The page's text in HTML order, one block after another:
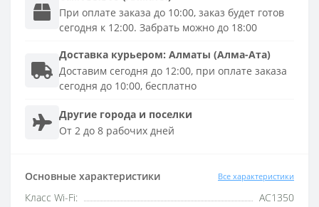
При оплате заказа до 10:00, заказ будет готов
сегодня к 12:00. Забрать можно до 18:00
Доставка курьером: Алматы (Алма-Ата)
Доставим сегодня до 12:00, при оплате заказа
сегодня до 10:00, бесплатно
Другие города и поселки
От 2 до 8 рабочих дней
Основные характеристики Все характеристики
Класс Wi-Fi:
AC1350